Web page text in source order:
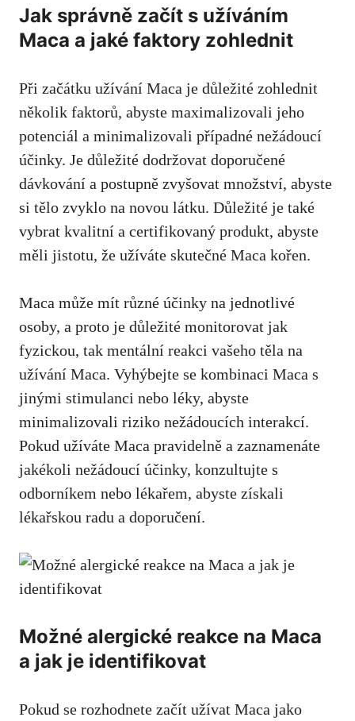
Jak správně začít s užíváním
Maca a jaké faktory zohlednit
Při začátku užívání Maca je důležité zohlednit
několik faktorů, abyste maximalizovali jeho
potenciál a minimalizovali případné nežádoucí
účinky. Je důležité dodržovat doporučené
dávkování a postupně zvyšovat množství, abyste
si tělo zvyklo na novou látku. Důležité je také
vybrat kvalitní a certifikovaný produkt, abyste
měli jistotu, že užíváte skutečné Maca kořen.
Maca může mít různé účinky na jednotlivé
osoby, a proto je důležité monitorovat jak
fyzickou, tak mentální reakci vašeho těla na
užívání Maca. Vyhýbejte se kombinaci Maca s
jinými stimulanci nebo léky, abyste
minimalizovali riziko nežádoucích interakcí.
Pokud užíváte Maca pravidelně a zaznamenáte
jakékoli nežádoucí účinky, konzultujte s
odborníkem nebo lékařem, abyste získali
lékařskou radu a doporučení.
Možné alergické reakce na Maca
a jak je identifikovat
Pokud se rozhodnete začít užívat Maca jako